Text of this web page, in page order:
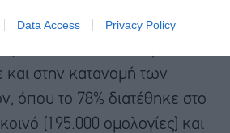
Data Access Privacy Policy
ότι το εύρος είχε
στην κατανομή των
όπου το 78% διατέθηκε στο
(195.000 ομολογίες) και